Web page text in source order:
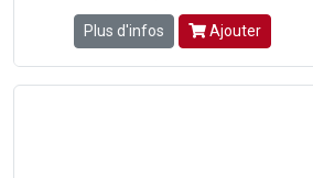
Plus d'infos Ajouter